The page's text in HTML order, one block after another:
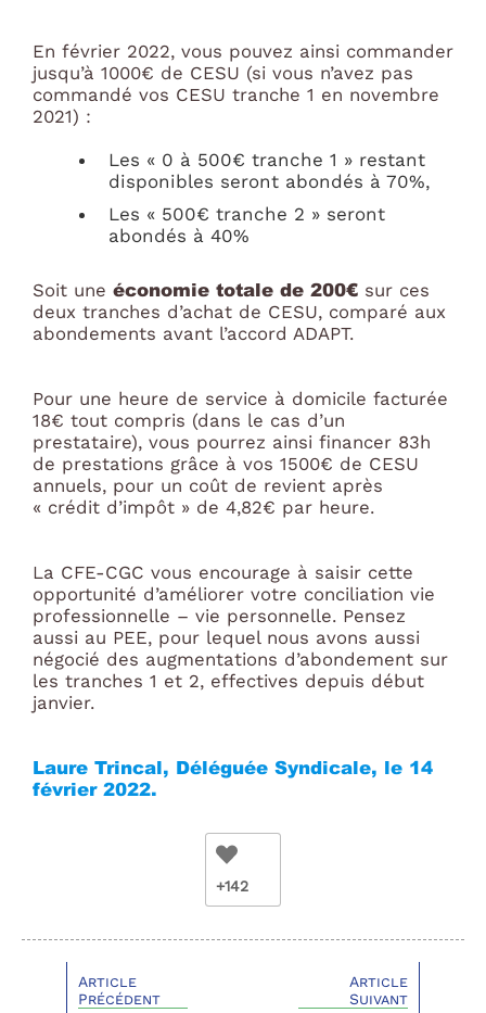
En février 2022, vous pouvez ainsi commander
jusqu’à 1000€ de CESU (si vous n’avez pas
commandé vos CESU tranche 1 en novembre
2021) :
Les « 0 à 500€ tranche 1 » restant
disponibles seront abondés à 70%,
Les « 500€ tranche 2 » seront
abondés à 40%
Soit une économie totale de 200€ sur ces
deux tranches d’achat de CESU, comparé aux
abondements avant l’accord ADAPT.
Pour une heure de service à domicile facturée
18€ tout compris (dans le cas d’un
prestataire), vous pourrez ainsi financer 83h
de prestations grâce à vos 1500€ de CESU
annuels, pour un coût de revient après
« crédit d’impôt » de 4,82€ par heure.
La CFE-CGC vous encourage à saisir cette
opportunité d’améliorer votre conciliation vie
professionnelle – vie personnelle. Pensez
aussi au PEE, pour lequel nous avons aussi
négocié des augmentations d’abondement sur
les tranches 1 et 2, effectives depuis début
janvier.
Laure Trincal, Déléguée Syndicale, le 14
février 2022.
+142
Article
Précédent
Article
Suivant